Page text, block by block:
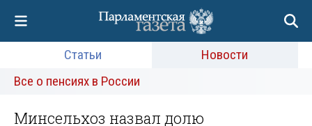
Статьи
Новости
Все о пенсиях в России
Минсельхоз назвал долю